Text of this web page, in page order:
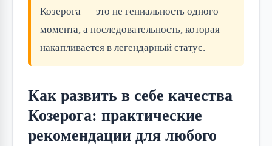
Козерога — это не гениальность одного
момента, а последовательность, которая
накапливается в легендарный статус.
Как развить в себе качества
Козерога: практические
рекомендации для любого